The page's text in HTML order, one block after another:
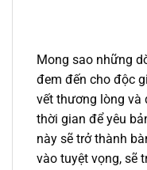
Mong sao những
đem đến cho độc
vết thương lòng và
thời gian để yêu
này sẽ trở thành
vào tuyệt vọng, sẽ